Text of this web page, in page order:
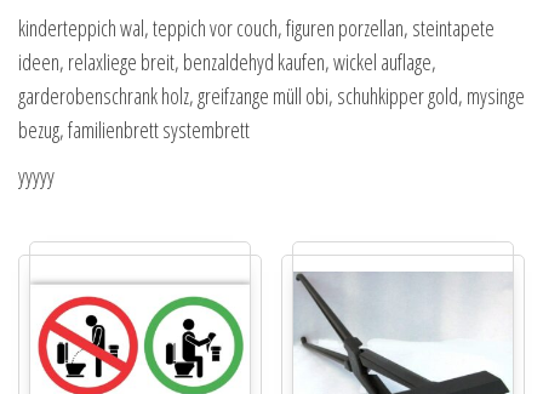
kinderteppich wal, teppich vor couch, figuren porzellan, steintapete
ideen, relaxliege breit, benzaldehyd kaufen, wickel auflage,
garderobenschrank holz, greifzange müll obi, schuhkipper gold, mysinge
bezug, familienbrett systembrett
yyyyy